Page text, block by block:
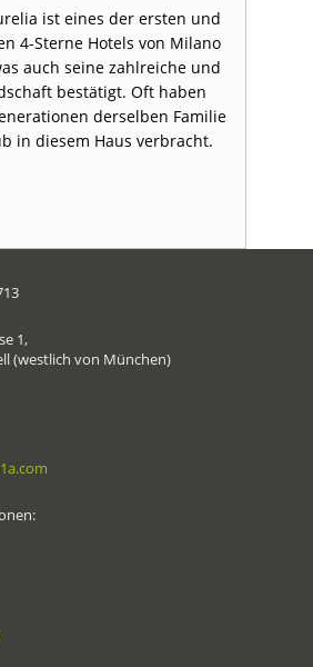
ist eines der ersten und
4-Sterne Hotels von Milano
auch seine zahlreiche und
bestätigt. Oft haben
derselben Familie
in diesem Haus verbracht.
1,
(westlich von München)